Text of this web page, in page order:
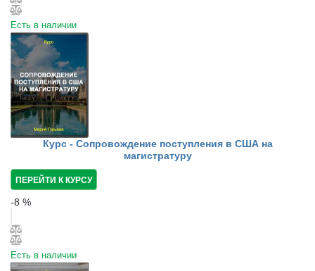
Есть в наличии
Курс - Сопровождение поступления в США на
магистратуру
ПЕРЕЙТИ К КУРСУ
-8 %
Есть в наличии